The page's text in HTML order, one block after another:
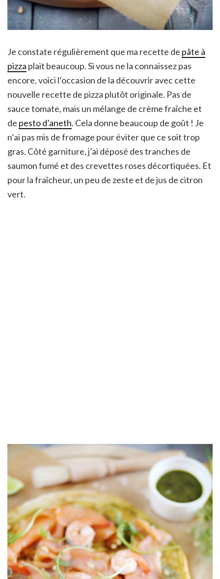
Je constate régulièrement que ma recette de pâte à
pizza plait beaucoup. Si vous ne la connaissez pas
encore, voici l’occasion de la découvrir avec cette
nouvelle recette de pizza plutôt originale. Pas de
sauce tomate, mais un mélange de crème fraîche et
de pesto d’aneth. Cela donne beaucoup de goût ! Je
n’ai pas mis de fromage pour éviter que ce soit trop
gras. Côté garniture, j’ai déposé des tranches de
saumon fumé et des crevettes roses décortiquées. Et
pour la fraîcheur, un peu de zeste et de jus de citron
vert.